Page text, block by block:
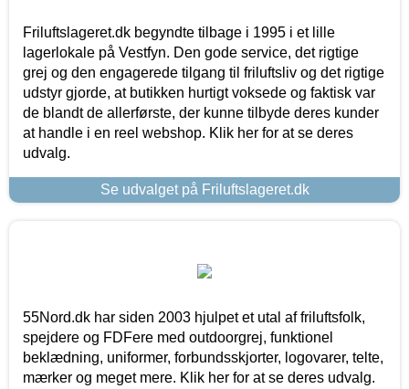
Friluftslageret.dk begyndte tilbage i 1995 i et lille
lagerlokale på Vestfyn. Den gode service, det rigtige
grej og den engagerede tilgang til friluftsliv og det rigtige
udstyr gjorde, at butikken hurtigt voksede og faktisk var
de blandt de allerførste, der kunne tilbyde deres kunder
at handle i en reel webshop. Klik her for at se deres
udvalg.
Se udvalget på Friluftslageret.dk
55Nord.dk har siden 2003 hjulpet et utal af friluftsfolk,
spejdere og FDFere med outdoorgrej, funktionel
beklædning, uniformer, forbundsskjorter, logovarer, telte,
mærker og meget mere. Klik her for at se deres udvalg.